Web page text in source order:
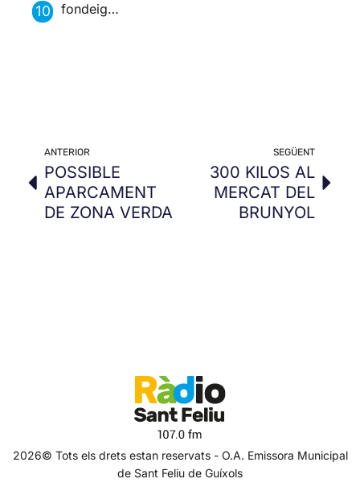
fondeig…
ANTERIOR
POSSIBLE
APARCAMENT
DE ZONA VERDA
SEGÜENT
300 KILOS AL
MERCAT DEL
BRUNYOL
2026© Tots els drets estan reservats - O.A. Emissora Municipal
de Sant Feliu de Guíxols